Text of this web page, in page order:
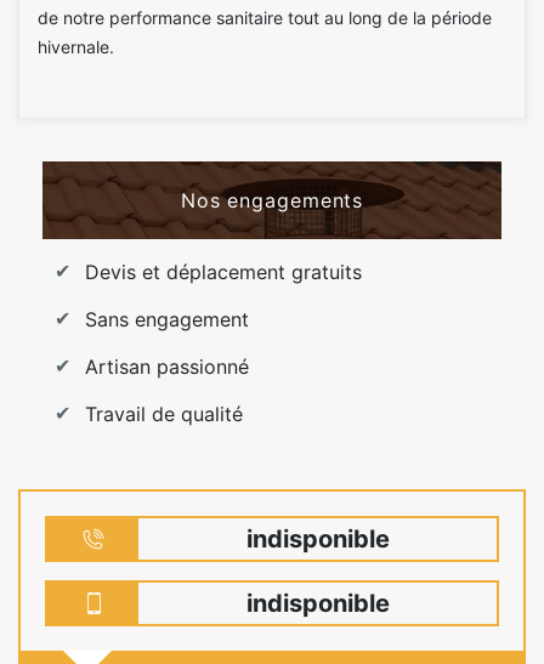
de notre performance sanitaire tout au long de la période
hivernale.
Nos engagements
Devis et déplacement gratuits
Sans engagement
Artisan passionné
Travail de qualité
indisponible
indisponible